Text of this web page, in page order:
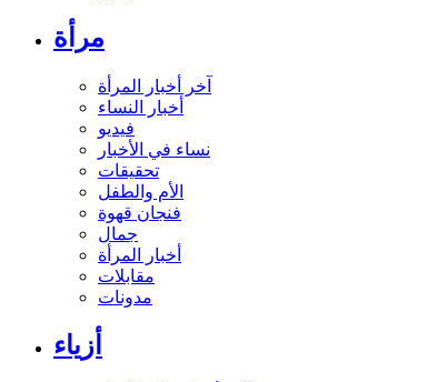
مرأة
آخر أخبار المرأة
أخبار النساء
فيديو
نساء في الأخبار
تحقيقات
الأم والطفل
فنجان قهوة
جمال
أخبار المرأة
مقابلات
مدونات
أزياء